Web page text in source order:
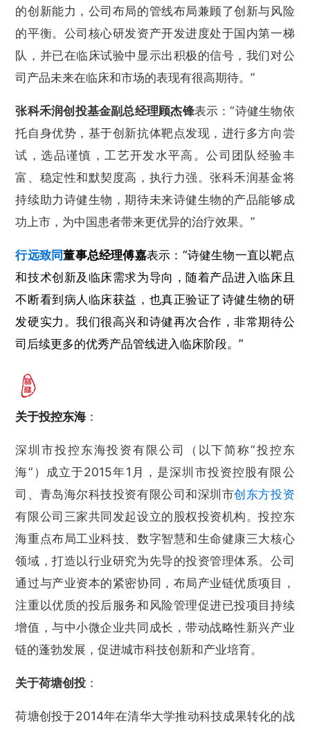
的创新能力，公司布局的管线布局兼顾了创新与风险
的平衡。公司核心研发资产开发进度处于国内第一梯
队，并已在临床试验中显示出积极的信号，我们对公
司产品未来在临床和市场的表现有很高期待。”
张科禾润创投基金副总经理顾杰锋表示：“诗健生物依
托自身优势，基于创新抗体靶点发现，进行多方向尝
试，选品谨慎，工艺开发水平高。公司团队经验丰
富、稳定性和默契度高，执行力强。张科禾润基金将
持续助力诗健生物，期待未来诗健生物的产品能够成
功上市，为中国患者带来更优异的治疗效果。”
行远致同董事总经理傅嘉表示：“诗健生物一直以靶点
和技术创新及临床需求为导向，随着产品进入临床且
不断看到病人临床获益，也真正验证了诗健生物的研
发硬实力。我们很高兴和诗健再次合作，非常期待公
司后续更多的优秀产品管线进入临床阶段。”
关于投控东海：
深圳市投控东海投资有限公司（以下简称“投控东
海”）成立于2015年1月，是深圳市投资控股有限公
司、青岛海尔科技投资有限公司和深圳市创东方投资
有限公司三家共同发起设立的股权投资机构。投控东
海重点布局工业科技、数字智慧和生命健康三大核心
领域，打造以行业研究为先导的投资管理体系。公司
通过与产业资本的紧密协同，布局产业链优质项目，
注重以优质的投后服务和风险管理促进已投项目持续
增值，与中小微企业共同成长，带动战略性新兴产业
链的蓬勃发展，促进城市科技创新和产业培育。
关于荷塘创投 ：
荷塘创投于2014年在清华大学推动科技成果转化的战